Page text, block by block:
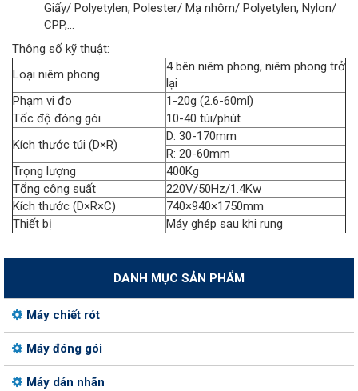
Giấy/ Polyetylen, Polester/ Mạ nhôm/ Polyetylen, Nylon/
CPP,...
Thông số kỹ thuật:
Loại niêm phong
4 bên niêm phong, niêm phong trở
lại
Phạm vi đo
1-20g (2.6-60ml)
Tốc độ đóng gói
10-40 túi/phút
Kích thước túi (D×R)
D: 30-170mm
R: 20-60mm
Trọng lượng
400Kg
Tổng công suất
220V/50Hz/1.4Kw
Kích thước (D×R×C)
740×940×1750mm
Thiết bị
Máy ghép sau khi rung
DANH MỤC SẢN PHẨM
Máy chiết rót
Máy đóng gói
Máy dán nhãn